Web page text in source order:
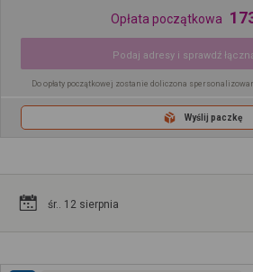
Opłata początkowa
Podaj adresy i sprawdź
Do opłaty początkowej zostanie doliczona
Wyślij paczkę
śr.. 12 sierpnia